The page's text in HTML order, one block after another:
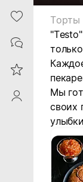
Heart
Contacts
Reviews
ProfileSaby
Торты
Мы
своих